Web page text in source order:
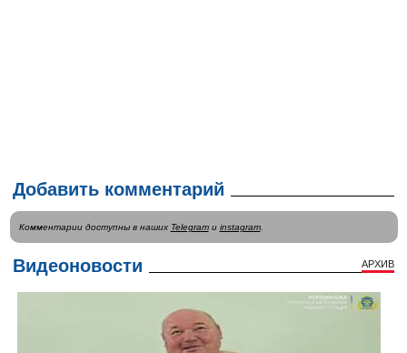
Добавить комментарий
Комментарии доступны в наших Telegramи instagram.
Видеоновости АРХИВ